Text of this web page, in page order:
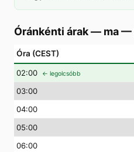
Óránkénti árak — ma—
Óra (CEST)
02:00 ← legolcsóbb
03:00
04:00
05:00
06:00